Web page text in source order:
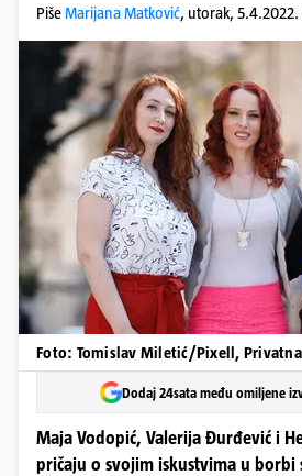
PišeMarijana Matković, utorak,
Foto: Tomislav Miletić/Pixell,
Dodaj 24sata među omiljene
Maja Vodopić, Valerija Đurđević i
pričaju o svojim iskustvima u borbi